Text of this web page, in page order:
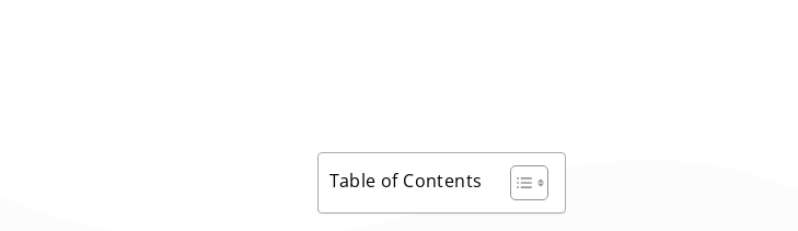
Table of Contents